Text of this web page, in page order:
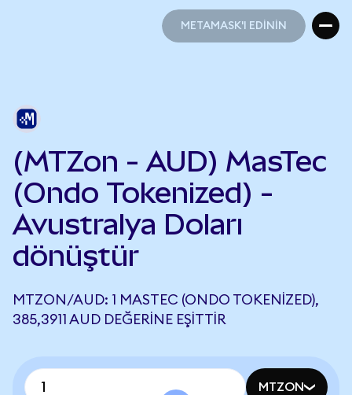
METAMASK'I EDİNİN
(MTZon - AUD) MasTec
(Ondo Tokenized) -
Avustralya Doları
dönüştür
MTZON/AUD: 1 MASTEC (ONDO TOKENIZED),
385,3911 AUD DEĞERINE EŞITTIR
MTZON